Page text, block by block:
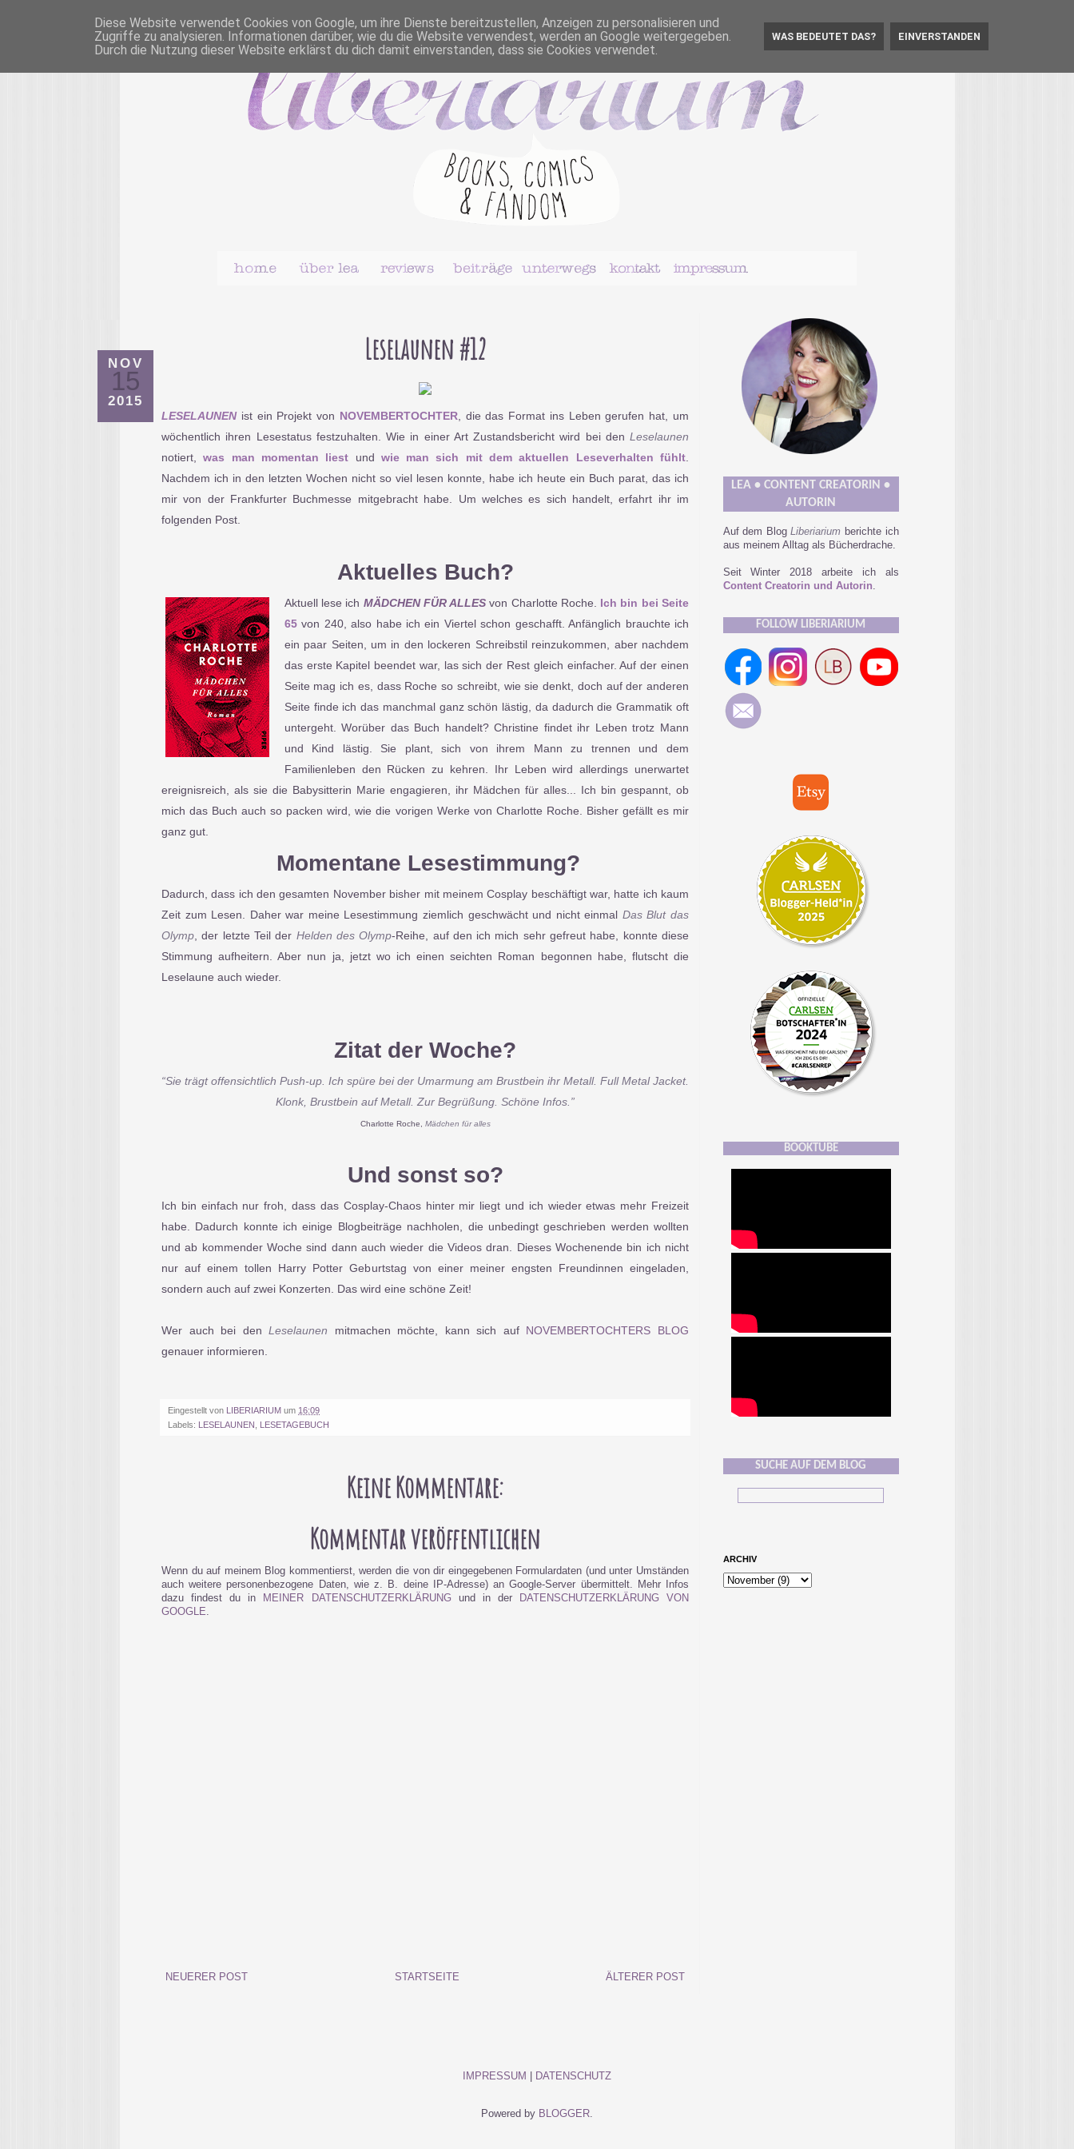
NOV
15
2015
Leselaunen #12
LESELAUNENist ein Projekt von NOVEMBERTOCHTER, die das Format ins Leben gerufen hat, um
wöchentlich ihren Lesestatus festzuhalten. Wie in einer Art Zustandsbericht wird bei den Leselaunen
notiert,was man momentan liest und wie man sich mit dem aktuellen Leseverhalten fühlt.
Nachdem ich in den letzten Wochen nicht so viel lesen konnte, habe ich heute ein Buch parat, das ich
mir von der Frankfurter Buchmesse mitgebracht habe. Um welches es sich handelt, erfahrt ihr im
folgenden Post.
Aktuelles Buch?
Aktuell lese ich MÄDCHEN FÜR ALLES von Charlotte Roche. Ich bin bei Seite
65von 240, also habe ich ein Viertel schon geschafft. Anfänglich brauchte ich
ein paar Seiten, um in den lockeren Schreibstil reinzukommen, aber nachdem
das erste Kapitel beendet war, las sich der Rest gleich einfacher. Auf der einen
Seite mag ich es, dass Roche so schreibt, wie sie denkt, doch auf der anderen
Seite finde ich das manchmal ganz schön lästig, da dadurch die Grammatik oft
untergeht. Worüber das Buch handelt? Christine findet ihr Leben trotz Mann
und Kind lästig. Sie plant, sich von ihrem Mann zu trennen und dem
Familienleben den Rücken zu kehren. Ihr Leben wird allerdings unerwartet
ereignisreich, als sie die Babysitterin Marie engagieren, ihr Mädchen für alles... Ich bin gespannt, ob
mich das Buch auch so packen wird, wie die vorigen Werke von Charlotte Roche. Bisher gefällt es mir
ganz gut.
Momentane Lesestimmung?
Dadurch, dass ich den gesamten November bisher mit meinem Cosplay beschäftigt war, hatte ich kaum
Zeit zum Lesen. Daher war meine Lesestimmung ziemlich geschwächt und nicht einmal Das Blut das
Olymp, der letzte Teil der Helden des Olymp-Reihe, auf den ich mich sehr gefreut habe, konnte diese
Stimmung aufheitern. Aber nun ja, jetzt wo ich einen seichten Roman begonnen habe, flutscht die
Leselaune auch wieder.
Zitat der Woche?
“Sie trägt offensichtlich Push-up. Ich spüre bei der Umarmung am Brustbein ihr Metall. Full Metal Jacket.
Klonk, Brustbein auf Metall. Zur Begrüßung. Schöne Infos.”
Charlotte Roche, Mädchen für alles
Und sonst so?
Ich bin einfach nur froh, dass das Cosplay-Chaos hinter mir liegt und ich wieder etwas mehr Freizeit
habe. Dadurch konnte ich einige Blogbeiträge nachholen, die unbedingt geschrieben werden wollten
und ab kommender Woche sind dann auch wieder die Videos dran. Dieses Wochenende bin ich nicht
nur auf einem tollen Harry Potter Geburtstag von einer meiner engsten Freundinnen eingeladen,
sondern auch auf zwei Konzerten. Das wird eine schöne Zeit!
Wer auch bei denLeselaunen mitmachen möchte, kann sich auf
NOVEMBERTOCHTERS BLOG
genauer informieren.
Eingestellt von LIBERIARIUM um 16:09
Labels: LESELAUNEN LESETAGEBUCH
Keine Kommentare:
Kommentar veröffentlichen
Wenn du auf meinem Blog kommentierst, werden die von dir eingegebenen Formulardaten (und unter Umständen
auch weitere personenbezogene Daten, wie z. B. deine IP-Adresse) an Google-Server übermittelt. Mehr Infos
dazu findest du in
MEINER DATENSCHUTZERKLÄRUNG und in der
DATENSCHUTZERKLÄRUNG VON
GOOGLE.
NEUERER POST ÄLTERER POST
STARTSEITE
LEA • CONTENT CREATORIN •
AUTORIN
Auf dem BlogLiberiarium berichte ich
aus meinem Alltag als Bücherdrache.
Seit Winter 2018 arbeite ich als
Content Creatorin und Autorin.
FOLLOW LIBERIARIUM
BOOKTUBE
SUCHE AUF DEM BLOG
ARCHIV
IMPRESSUM DATENSCHUTZ
Powered by BLOGGER.
Diese Website verwendet Cookies von Google, um ihre Dienste bereitzustellen, Anzeigen zu personalisieren und
Zugriffe zu analysieren. Informationen darüber, wie du die Website verwendest, werden an Google weitergegeben.
Durch die Nutzung dieser Website erklärst du dich damit einverstanden, dass sie Cookies verwendet.
WAS BEDEUTET DAS? EINVERSTANDEN